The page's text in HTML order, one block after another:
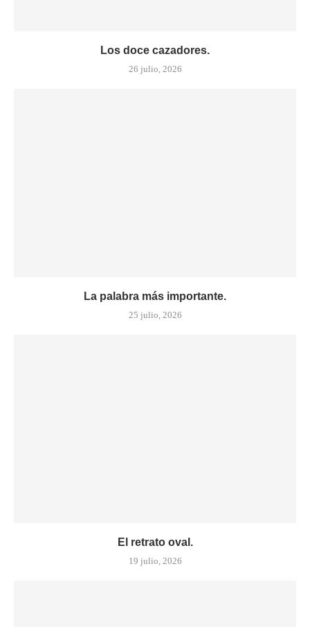
Los doce cazadores.
26 julio, 2026
La palabra más importante.
25 julio, 2026
El retrato oval.
19 julio, 2026